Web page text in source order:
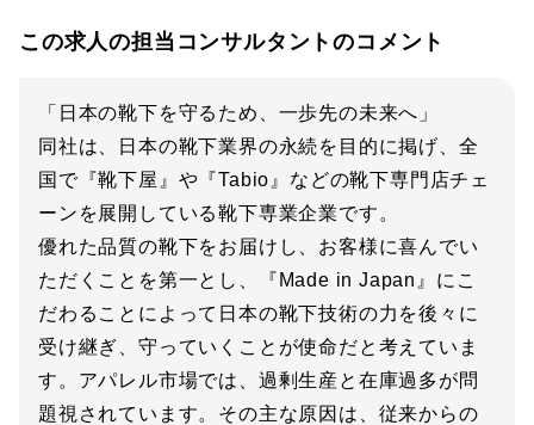
この求人の担当コンサルタントのコメント
「日本の靴下を守るため、一歩先の未来へ」
同社は、日本の靴下業界の永続を目的に掲げ、全
国で『靴下屋』や『Tabio』などの靴下専門店チェ
ーンを展開している靴下専業企業です。
優れた品質の靴下をお届けし、お客様に喜んでい
ただくことを第一とし、『Made in Japan』にこ
だわることによって日本の靴下技術の力を後々に
受け継ぎ、守っていくことが使命だと考えていま
す。アパレル市場では、過剰生産と在庫過多が問
題視されています。その主な原因は、従来からの